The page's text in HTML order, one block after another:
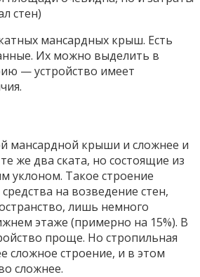
стен)
мансардных крыш. Есть
Их можно выделить в
— устройство имеет
мансардной крыши и сложнее и
же два ската, но состоящие из
уклоном. Такое строение
на возведение стен,
лишь немного
этаже (примерно на 15%). В
проще. Но стропильная
сложное строение, и в этом
сложнее.